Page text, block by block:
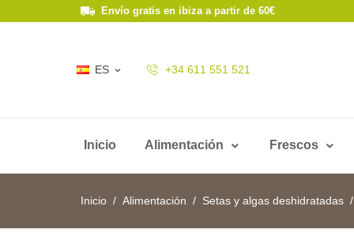
Envío gratis en ibiza a partir de 60€
ES  +34 611 551 521
Inicio Alimentación Frescos
Inicio Alimentación Setas y algas deshidratadas